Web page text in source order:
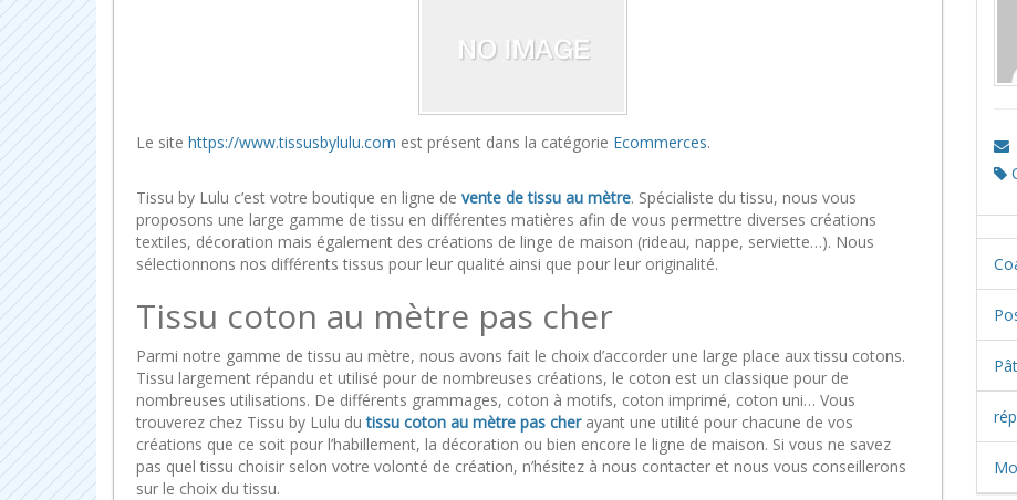
Le site https://www.tissusbylulu.com est présent dans la catégorie Ecommerces.
Tissu by Lulu c’est votre boutique en ligne de vente de tissu au mètre. Spécialiste du tissu, nous vous
proposons une large gamme de tissu en différentes matières afin de vous permettre diverses créations
textiles, décoration mais également des créations de linge de maison (rideau, nappe, serviette…). Nous
sélectionnons nos différents tissus pour leur qualité ainsi que pour leur originalité.
Tissu coton au mètre pas cher
Parmi notre gamme de tissu au mètre, nous avons fait le choix d’accorder une large place aux tissu cotons.
Tissu largement répandu et utilisé pour de nombreuses créations, le coton est un classique pour de
nombreuses utilisations. De différents grammages, coton à motifs, coton imprimé, coton uni… Vous
trouverez chez Tissu by Lulu dutissu coton au mètre pas cherayant une utilité pour chacune de vos
créations que ce soit pour l’habillement, la décoration ou bien encore le ligne de maison. Si vous ne savez
pas quel tissu choisir selon votre volonté de création, n’hésitez à nous contacter et nous vous conseillerons
sur le choix du tissu.